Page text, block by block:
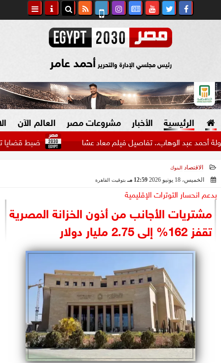
رئيس مجلسي الإدارة والتحرير أحمد عامر
الرئيسية الأخبار
السياسة
الرئاسة
البرلمان
الوزارات
الأحزاب
دين وفتاوى
مشروعات مصر
صنع في مصر
العالم الآن
ضبط قضايا تجارة في العملة الوهاب.. تفاصيل فيلم معاد عشا
الاقتصاد البنوك
الخميس، 18 يونيو 2026 12:59 مـ بتوقيت القاهرة
2026-06-18 12:59:48
بدعم انحسار التوترات الإقليمية
مشتريات الأجانب من أذون الخزانة المصرية
تقفز 162% إلى 2.75 مليار دولار